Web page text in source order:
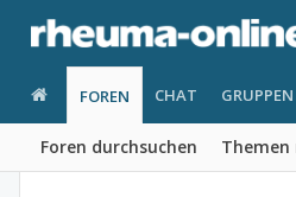
FOREN
Foren durchsuchen
CHAT GRUPPEN